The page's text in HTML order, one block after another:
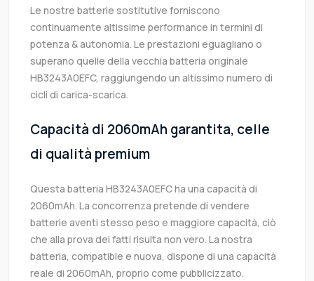
Le nostre batterie sostitutive forniscono
continuamente altissime performance in termini di
potenza & autonomia. Le prestazioni eguagliano o
superano quelle della vecchia batteria originale
HB3243A0EFC, raggiungendo un altissimo numero di
cicli di carica-scarica.
Capacità di 2060mAh garantita, celle
di qualità premium
Questa batteria HB3243A0EFC ha una capacità di
2060mAh. La concorrenza pretende di vendere
batterie aventi stesso peso e maggiore capacità, ciò
che alla prova dei fatti risulta non vero. La nostra
batteria, compatible e nuova, dispone di una capacità
reale di 2060mAh, proprio come pubblicizzato.